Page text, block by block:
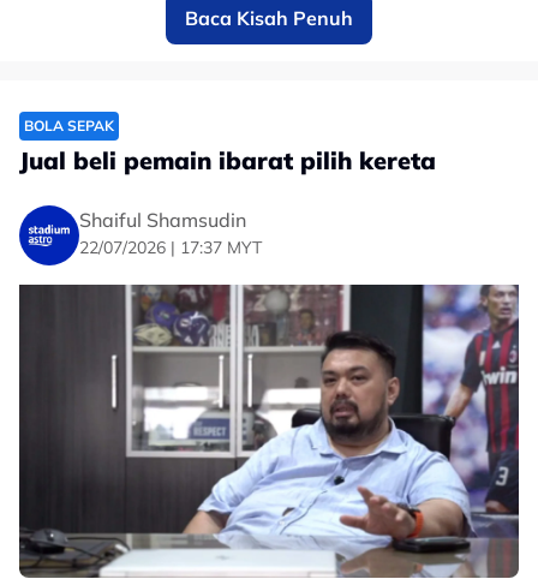
menetapkan sasaran kedudukan lima terbaik buat
ketua jurulatih, Daniel Himenez, sekali gus memperbaiki
"Kami berada di pertengahan pramusim.
mengikatnya dijangka dimuktamadkan pada awal
bulan depan.
"Kami menyasarkan kelompok lima terbaik liga dan
separuh akhir untuk saingan Piala FA dan Piala
"Semua pemain kami jelas dengan sasaran ini,"
katanya di Nadi Arena.
No node context available.
Related Topics
Baca Kisah Penuh
BOLA SEPAK
Jual beli pemain ibarat pilih kereta
Shaiful Shamsudin
22/07/2026 | 17:37 MYT